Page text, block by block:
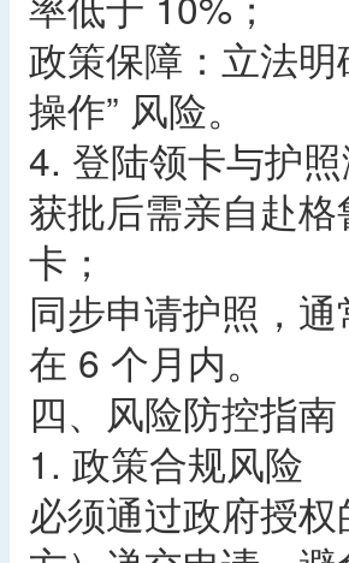
政策保障：立法
操作” 风险。
4. 登陆领卡与护
获批后需亲自赴
卡；
同步申请护照，
在 6 个月内。
四、风险防控指
1. 政策合规风险
必须通过政府授